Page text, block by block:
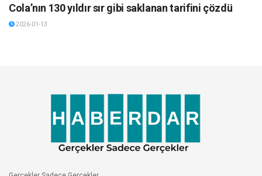
Cola’nın 130 yıldır sır gibi saklanan tarifini çözdü
2026-01-13